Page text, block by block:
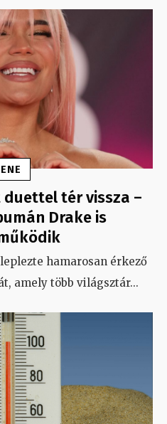
duettel tér vissza –
Drake is
hamarosan érkező
amely több világsztár...